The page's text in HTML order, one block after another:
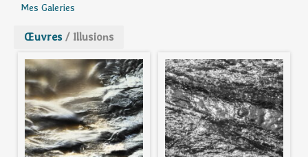
Mes Galeries
Œuvres / Illusions